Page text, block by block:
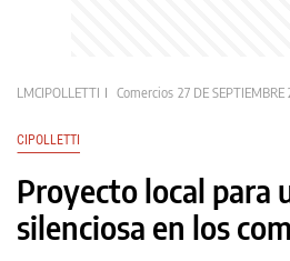
LMCIPOLLETTI Comercios 27 DE
CIPOLLETTI
Proyecto local para
silenciosa en los